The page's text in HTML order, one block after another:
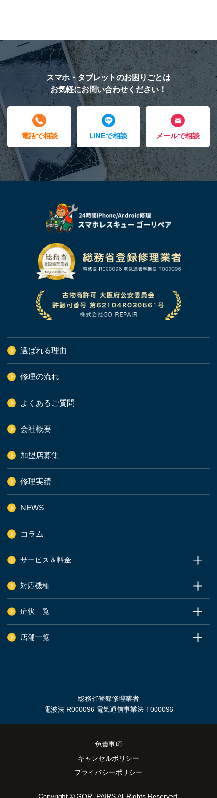
スマホ・タブレットのお困りごとは
お気軽にお問い合わせください！
電話で相談 LINEで相談 メールで相談
選ばれる理由
修理の流れ
よくあるご質問
会社概要
加盟店募集
修理実績
NEWS
コラム
サービス＆料金
対応機種
症状一覧
店舗一覧
総務省登録修理業者
電波法 R000096 電気通信事業法 T000096
免責事項
キャンセルポリシー
プライバシーポリシー
Copyright © GOREPAIRS All Rights Reserved.